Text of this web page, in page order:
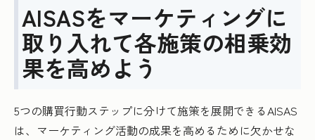
AISASをマーケティングに
取り入れて各施策の相乗効
果を高めよう
5つの購買行動ステップに分けて施策を展開できるAISAS
は、マーケティング活動の成果を高めるために欠かせな